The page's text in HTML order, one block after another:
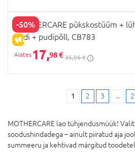
-50%
ALLAHINDLUS
MOTHERCARE pükskostüüm +
bodi + pudipõll, CB783
17,98 € 35,95 €
1 2 3 ...
MOTHERCARE lao tühjendusmüük!
soodushindadega – ainult piiratud aja
summeeru ja kehtivad märgitud